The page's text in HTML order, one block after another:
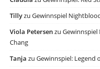
Tillyzu Gewinnspiel
Viola Petersenzu
Chang
Tanja zu Gewinnspiel: Legend